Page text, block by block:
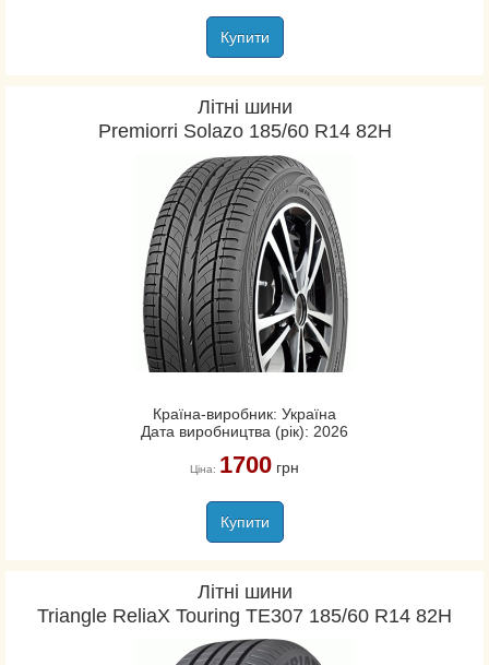
Купити
Літні шини
Premiorri Solazo 185/60 R14 82H
Країна-виробник: Україна
Дата виробництва (рік): 2026
Ціна: 1700грн
Купити
Літні шини
Triangle ReliaX Touring TE307 185/60 R14 82H